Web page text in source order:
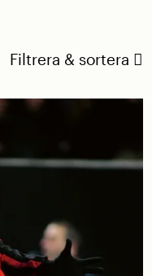
Filtrera & sortera